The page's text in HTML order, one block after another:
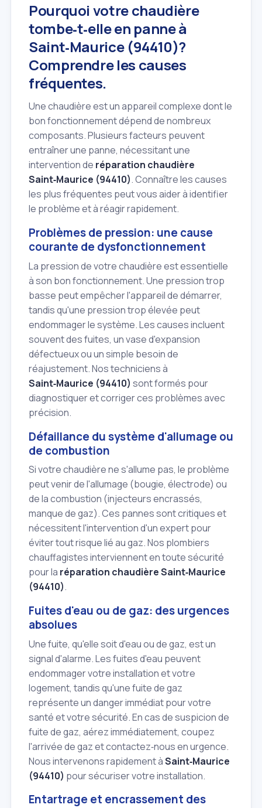
Pourquoi votre chaudière
tombe‑t‑elle en panne à
Saint‑Maurice (94410)?
Comprendre les causes
fréquentes.
Une chaudière est un appareil complexe dont le
bon fonctionnement dépend de nombreux
composants. Plusieurs facteurs peuvent
entraîner une panne, nécessitant une
intervention de réparation chaudière
Saint‑Maurice (94410). Connaître les causes
les plus fréquentes peut vous aider à identifier
le problème et à réagir rapidement.
Problèmes de pression: une cause
courante de dysfonctionnement
La pression de votre chaudière est essentielle
à son bon fonctionnement. Une pression trop
basse peut empêcher l'appareil de démarrer,
tandis qu'une pression trop élevée peut
endommager le système. Les causes incluent
souvent des fuites, un vase d'expansion
défectueux ou un simple besoin de
réajustement. Nos techniciens à
Saint‑Maurice (94410) sont formés pour
diagnostiquer et corriger ces problèmes avec
précision.
Défaillance du système d'allumage ou
de combustion
Si votre chaudière ne s'allume pas, le problème
peut venir de l'allumage (bougie, électrode) ou
de la combustion (injecteurs encrassés,
manque de gaz). Ces pannes sont critiques et
nécessitent l'intervention d'un expert pour
éviter tout risque lié au gaz. Nos plombiers
chauffagistes interviennent en toute sécurité
pour la réparation chaudière Saint‑Maurice
(94410).
Fuites d'eau ou de gaz: des urgences
absolues
Une fuite, qu'elle soit d'eau ou de gaz, est un
signal d'alarme. Les fuites d'eau peuvent
endommager votre installation et votre
logement, tandis qu'une fuite de gaz
représente un danger immédiat pour votre
santé et votre sécurité. En cas de suspicion de
fuite de gaz, aérez immédiatement, coupez
l'arrivée de gaz et contactez‑nous en urgence.
Nous intervenons rapidement àSaint‑Maurice
(94410) pour sécuriser votre installation.
Entartrage et encrassement des